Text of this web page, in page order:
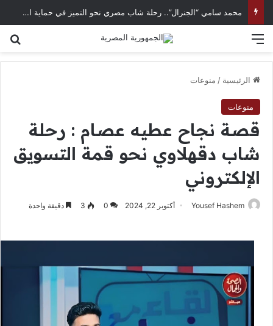
محمد سامي “الجنرال”.. رحلة شاب مصري نحو التميز في حماية الحسابات الرقمية
الرئيسية / منوعات
منوعات
قصة نجاح عطيه عصام : رحلة
شاب دقهلاوي نحو قمة التسويق
الإلكتروني
Yousef Hashem أكتوبر 22, 2024 0
3 دقيقة واحدة